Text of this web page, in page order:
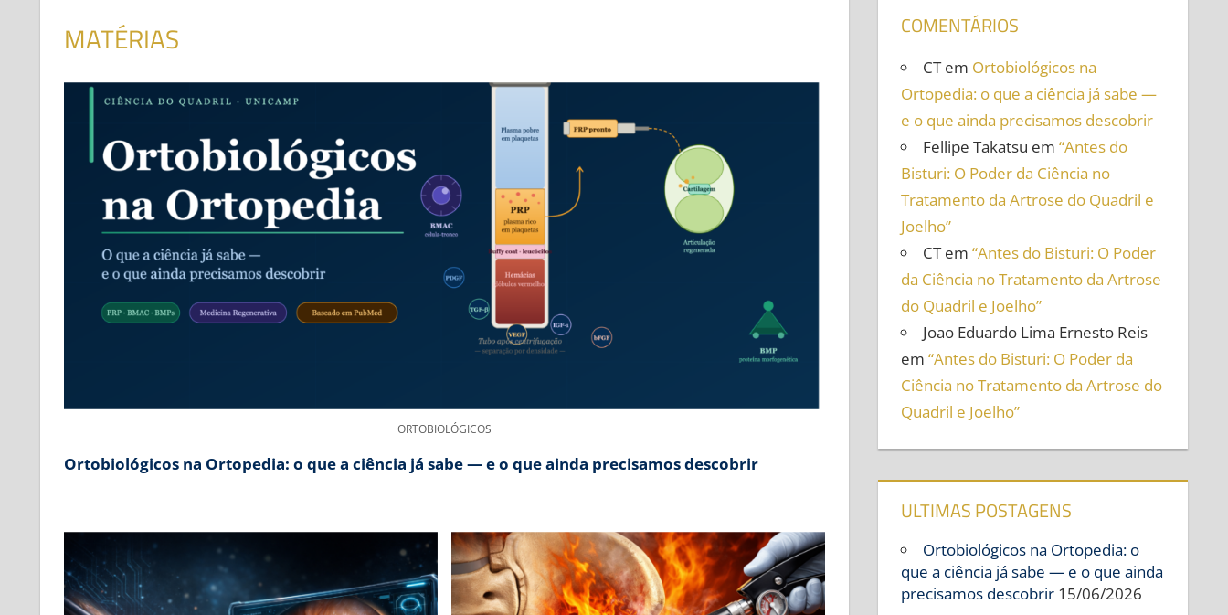
MATÉRIAS
ORTOBIOLÓGICOS
Ortobiológicos na Ortopedia: o que a ciência já sabe — e o que ainda precisamos descobrir
COMENTÁRIOS
CTem Ortobiológicos na
Ortopedia: o que a ciência já sabe —
e o que ainda precisamos descobrir
Fellipe Takatsu em“Antes do
Bisturi: O Poder da Ciência no
Tratamento da Artrose do Quadril e
Joelho”
CTem“Antes do Bisturi: O Poder
da Ciência no Tratamento da Artrose
do Quadril e Joelho”
Joao Eduardo Lima Ernesto Reis
em“Antes do Bisturi: O Poder da
Ciência no Tratamento da Artrose do
Quadril e Joelho”
ULTIMAS POSTAGENS
Ortobiológicos na Ortopedia: o
que a ciência já sabe — e o que ainda
precisamos descobrir 15/06/2026